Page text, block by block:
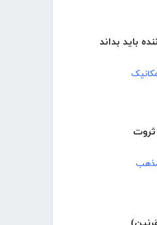
باید بداند